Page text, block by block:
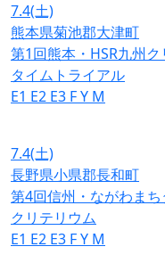
7.4(土)
熊本県菊池郡大津町
第1回熊本・HSR九州
タイムトライアル
E1 E2 E3 FY M
7.4(土)
長野県小県郡長和町
第4回信州・ながわま
クリテリウム
E1 E2 E3 FY M